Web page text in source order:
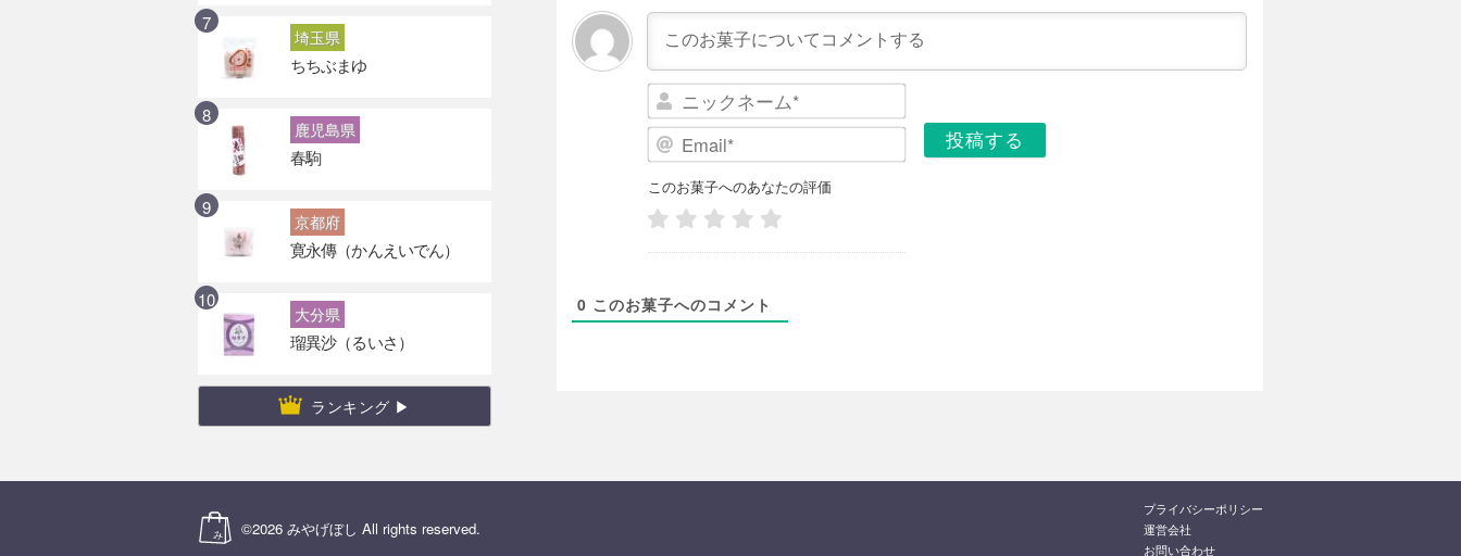
埼玉県
ちちぶまゆ
鹿児島県
春駒
京都府
寛永傳（かんえいでん）
大分県
瑠異沙（るいさ）
ランキング ▶
ッ
ネ
m
*
このお菓子へのあなたの評価
0 このお菓子へのコメント
©2026 みやげぼし All rights reserved.
プライバシーポリシー
運営会社
お問い合わせ